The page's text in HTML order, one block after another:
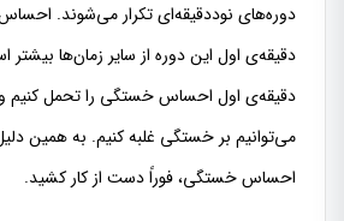
دقیقه‌ی اول این دوره از سایر زمان‌ها
دقیقه‌ی اول احساس خستگی را تحمل کنیم
می‌توانیم بر خستگی غلبه کنیم. به همین
احساس خستگی، فوراً دست از کار کشید.